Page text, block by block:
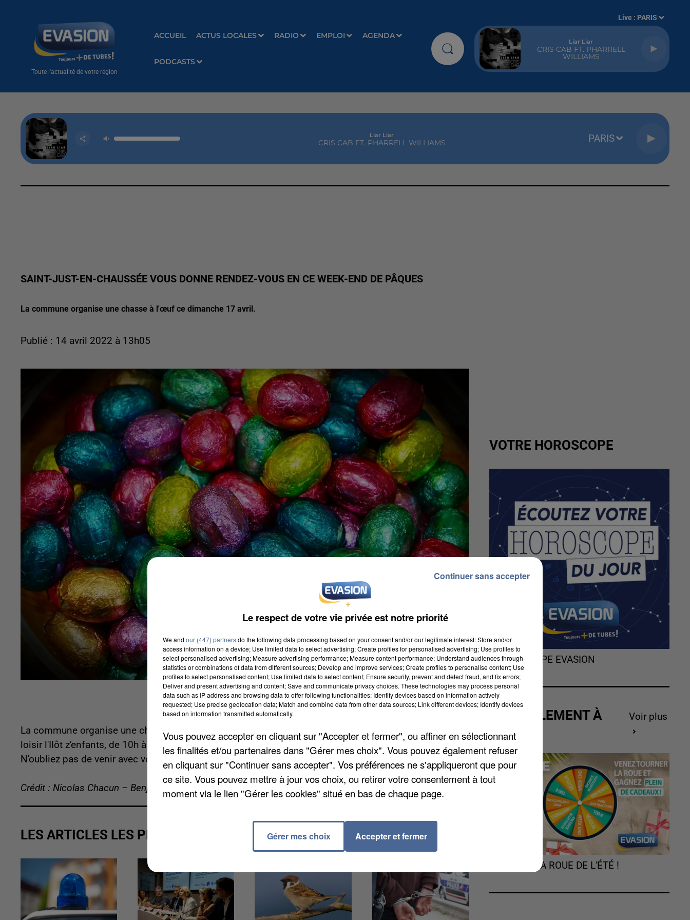
Toute l'actualité de votre région
ACCUEIL ACTUS LOCALES RADIO EMPLOI AGENDA
PODCASTS
Live : PARIS
Liar Liar
CRIS CAB FT. PHARRELL
WILLIAMS
Liar Liar
CRIS CAB FT. PHARRELL WILLIAMS PARIS
SAINT-JUST-EN-CHAUSSÉE VOUS DONNE RENDEZ-VOUS EN CE WEEK-END DE PÂQUES
La commune organise une chasse à l'œuf ce dimanche 17 avril.
Publié : 14 avril 2022 à 13h05
La commune organise une chasse à l'œuf ce dimanche 17 avril. Le rendez-vous est fixé au centre de
loisir l'Ilôt z'enfants, de 10h à 17h30. Sur place, une collation est prévue, tout comme une tombola.
N'oubliez pas de venir avec votre boite d'œufs afin de pouvoir en ramasser le plus possible !
Crédit : Nicolas Chacun – Benjamin Swiniarski
LES ARTICLES LES PLUS VUS
VOTRE HOROSCOPE
L'HOROSCOPE EVASION
ACTUELLEMENT À
GAGNER
Voir plus
TOURNEZ LA ROUE DE L'ÉTÉ !
Le respect de votre vie privée est notre priorité
We and our (447) partnersdo the following data processing based on your consent and/or our legitimate interest: Store and/or
access information on a device; Use limited data to select advertising; Create profiles for personalised advertising; Use profiles to
select personalised advertising; Measure advertising performance; Measure content performance; Understand audiences through
statistics or combinations of data from different sources; Develop and improve services; Create profiles to personalise content; Use
profiles to select personalised content; Use limited data to select content; Ensure security, prevent and detect fraud, and fix errors;
Deliver and present advertising and content; Save and communicate privacy choices. These technologies may process personal
data such as IP address and browsing data to offer following functionalities: Identify devices based on information actively
requested; Use precise geolocation data; Match and combine data from other data sources; Link different devices; Identify devices
based on information transmitted automatically.
Vous pouvez accepter en cliquant sur "Accepter et fermer", ou affiner en sélectionnant
les finalités et/ou partenaires dans "Gérer mes choix". Vous pouvez également refuser
en cliquant sur "Continuer sans accepter". Vos préférences ne s'appliqueront que pour
ce site. Vous pouvez mettre à jour vos choix, ou retirer votre consentement à tout
moment via le lien "Gérer les cookies" situé en bas de chaque page.
Gérer mes choix Accepter et fermer
Continuer sans accepter